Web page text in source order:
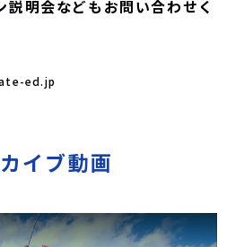
明会などもお問い合わせく
ed.jp
イブ動画